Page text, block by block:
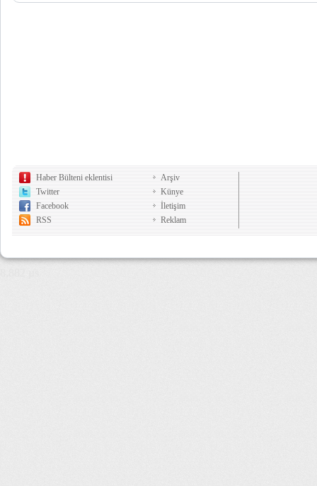
Haber Bülteni eklentisi
Twitter
Facebook
RSS
Arşiv
Künye
İletişim
Reklam